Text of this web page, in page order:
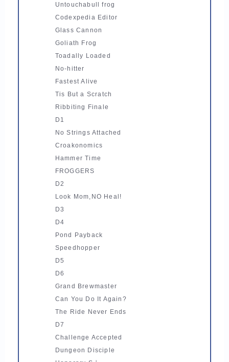
Untouchabull frog
Codexpedia Editor
Glass Cannon
Goliath Frog
Toadally Loaded
No-hitter
Fastest Alive
Tis But a Scratch
Ribbiting Finale
D1
No Strings Attached
Croakonomics
Hammer Time
FROGGERS
D2
Look Mom,NO Heal!
D3
D4
Pond Payback
Speedhopper
D5
D6
Grand Brewmaster
Can You Do It Again?
The Ride Never Ends
D7
Challenge Accepted
Dungeon Disciple